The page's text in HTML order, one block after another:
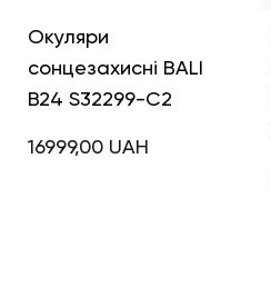
Окуляри
сонцезахисні BALI
B24 S32299-C2
16999,00 UAH